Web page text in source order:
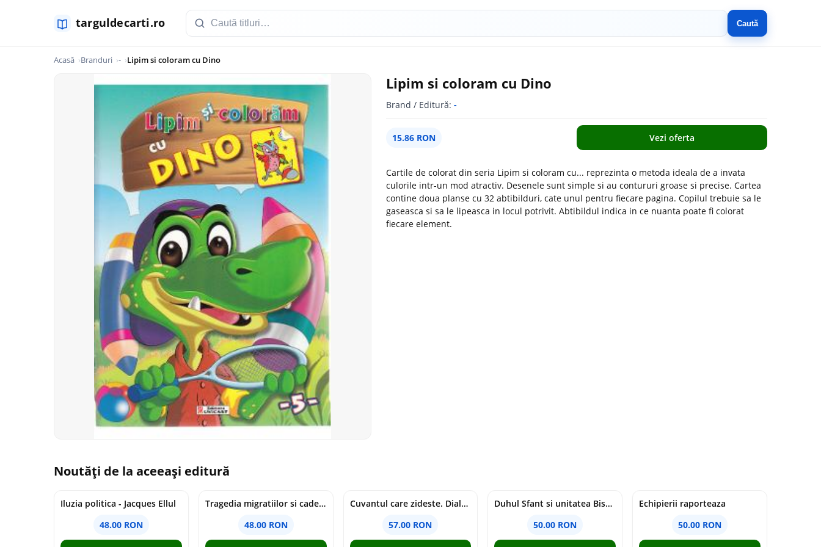
Caută
Acasă Branduri - Lipim si coloram cu Dino
Lipim si coloram cu Dino
Brand / Editură: -
15.86 RON Vezi oferta
Cartile de colorat din seria Lipim si coloram cu... reprezinta o metoda ideala de a invata
culorile intr-un mod atractiv. Desenele sunt simple si au contururi groase si precise. Cartea
contine doua planse cu 32 abtibilduri, cate unul pentru fiecare pagina. Copilul trebuie sa le
gaseasca si sa le lipeasca in locul potrivit. Abtibildul indica in ce nuanta poate fi colorat
fiecare element.
Noutăți de la aceeași editură
Iluzia politica - Jacques Ellul
48.00 RON
Tragedia migratiilor si caderea imperiilor. Sfantul Augustin si noi - Chantal Delsol
48.00 RON
Cuvantul care zideste. Dialoguri - Vartan Arachelian
57.00 RON
Duhul Sfant si unitatea Bisericii. Jurnal de Conciliu - Andre Scrima
50.00 RON
Echipierii raporteaza
50.00 RON